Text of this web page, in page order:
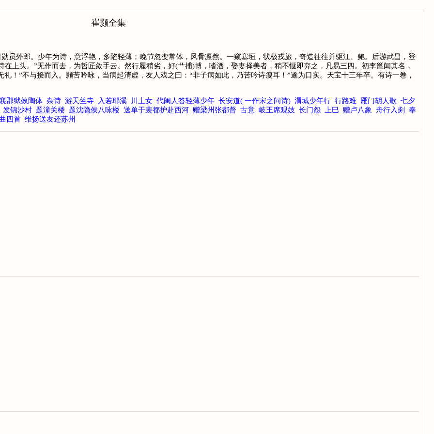
崔颢全集
员外郎。少年为诗，意浮艳，多陷轻薄；晚节忽变常体，风骨凛然。一窥塞垣，状极戎旅，奇造往往并驱江、鲍。后游武昌，登
上头。”无作而去，为哲匠敛手云。然行履稍劣，好(艹捕)博，嗜酒，娶妻择美者，稍不惬即弃之，凡易三四。初李邕闻其名，
！”不与接而入。颢苦吟咏，当病起清虚，友人戏之曰：“非子病如此，乃苦吟诗瘦耳！”遂为口实。天宝十三年卒。有诗一卷，
郡狱效陶体 杂诗 游天竺寺 入若耶溪 川上女 代闺人答轻薄少年 长安道( 一作宋之问诗) 渭城少年行 行路难 雁门胡人歌 七夕
发锦沙村 题潼关楼 题沈隐侯八咏楼 送单于裴都护赴西河 赠梁州张都督 古意 岐王席观妓 长门怨 上巳 赠卢八象 舟行入剡
奉
四首 维扬送友还苏州